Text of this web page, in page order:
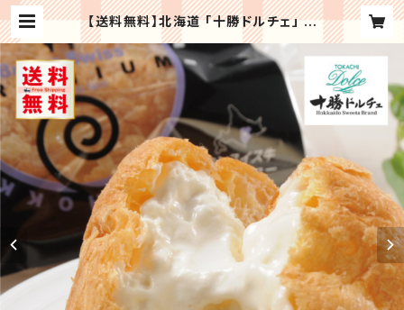
【送料無料】北海道 「十勝ドルチェ」 ブ
ラウンスイス乳プレミアムミルクシュ
ー 記念日 誕生日プレゼント お祝い
内祝 贈り物 お礼【メーカー直送】スイ
ーツ ギフト プレゼント | Regaloセ
レクトギフト